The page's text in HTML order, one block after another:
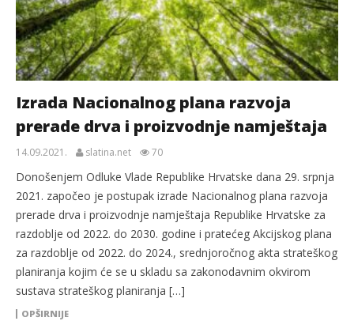
Izrada Nacionalnog plana razvoja
prerade drva i proizvodnje namještaja
14.09.2021. slatina.net 70
Donošenjem Odluke Vlade Republike Hrvatske dana 29. srpnja
2021. započeo je postupak izrade Nacionalnog plana razvoja
prerade drva i proizvodnje namještaja Republike Hrvatske za
razdoblje od 2022. do 2030. godine i pratećeg Akcijskog plana
za razdoblje od 2022. do 2024., srednjoročnog akta strateškog
planiranja kojim će se u skladu sa zakonodavnim okvirom
sustava strateškog planiranja […]
OPŠIRNIJE